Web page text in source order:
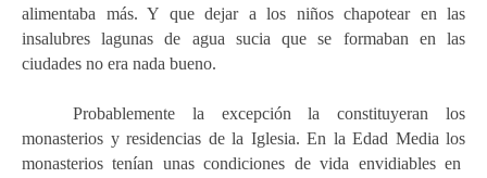
alimentaba más. Y que dejar a los niños chapotear en las
insalubres lagunas de agua sucia que se formaban en las
ciudades no era nada bueno.
Probablemente la excepción la constituyeran los
monasterios y residencias de la Iglesia. En la Edad Media los
monasterios tenían unas condiciones de vida envidiables en